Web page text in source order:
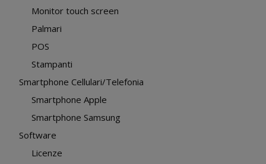
Monitor touch screen
Palmari
POS
Stampanti
Smartphone Cellulari/Telefonia
Smartphone Apple
Smartphone Samsung
Software
Licenze